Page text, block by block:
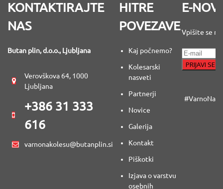
KONTAKTIRAJTE
NAS
Butan plin, d.o.o., Ljubljana
Verovškova 64, 1000
Ljubljana
+386 31 333
616
varnonakolesu@butanplin.si
HITRE
POVEZAVE
Kaj počnemo?
Kolesarski
nasveti
Partnerji
Novice
Galerija
Kontakt
Piškotki
Izjava o varstvu
osebnih
E-
Vpišite se na